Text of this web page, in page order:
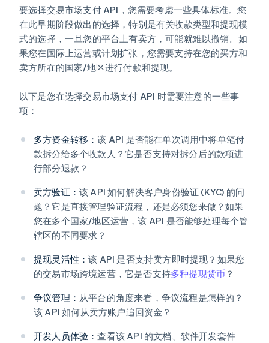
要选择交易市场支付 API，您需要考虑一些具体标准。您
在此早期阶段做出的选择，特别是有关收款类型和提现模
式的选择，一旦您的平台上有卖方，可能就难以撤销。如
果您在国际上运营或计划扩张，您需要支持在您的买方和
卖方所在的国家/地区进行付款和提现。
以下是您在选择交易市场支付 API 时需要注意的一些事
项：
多方资金转移：该 API 是否能在单次调用中将单笔付
款拆分给多个收款人？它是否支持对拆分后的款项进
行部分退款？
卖方验证： 该 API 如何解决客户身份验证 (KYC) 的问
题？它是直接管理验证流程，还是必须您来做？如果
您在多个国家/地区运营，该 API 是否能够处理每个管
辖区的不同要求？
提现灵活性：该 API 是否支持卖方即时提现？如果您
的交易市场跨境运营，它是否支持多种提现货币 ？
争议管理： 从平台的角度来看，争议流程是怎样的？
该 API 如何从卖方账户追回资金？
开发人员体验：查看该 API 的文档、软件开发套件